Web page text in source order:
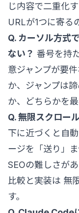
じ内容で二重化
URLが1つに寄る
Q. カーソル方式
ない？ 番号を持
意ジャンプが要
か、ジャンプは
か、どちらかを
Q. 無限スクロー
下に近づくと自
ージを「送り」
SEOの難しさが
比較と実装は 無
す。